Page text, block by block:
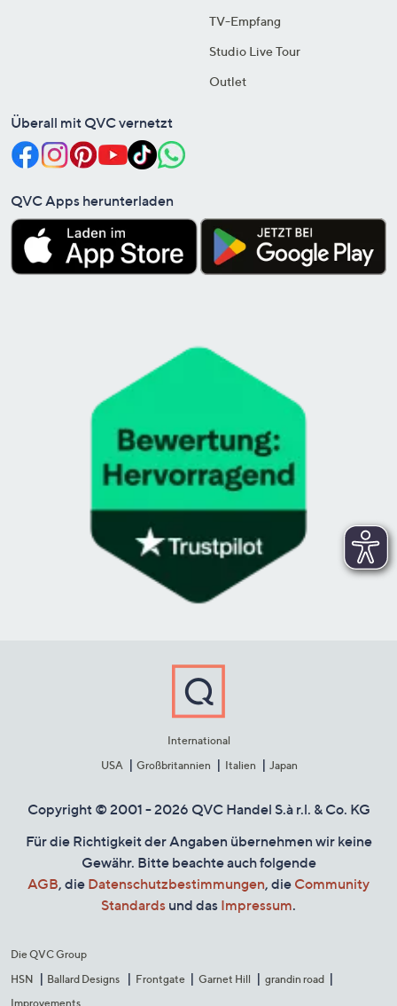
TV-Empfang
Studio Live Tour
Outlet
Überall mit QVC vernetzt
QVC Apps herunterladen
International
USA
Großbritannien Italien Japan
Copyright © 2001 - 2026 QVC Handel S.à r.l. & Co. KG
Für die Richtigkeit der Angaben übernehmen wir keine
Gewähr. Bitte beachte auch folgende
AGB, die Datenschutzbestimmungen, die Community
Standards und das Impressum.
Die QVC Group
HSN
Ballard Designs Frontgate Garnet Hill
grandin road
Improvements